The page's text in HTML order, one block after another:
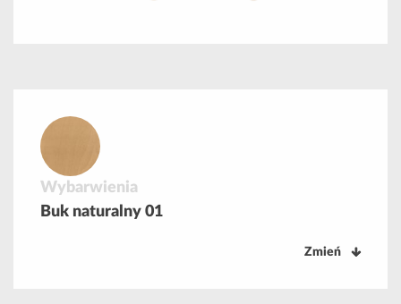
Wybarwienia
Buk naturalny 01
Zmień